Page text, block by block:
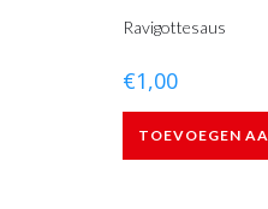
Ravigottesaus
€1,00
TOEVOEGEN